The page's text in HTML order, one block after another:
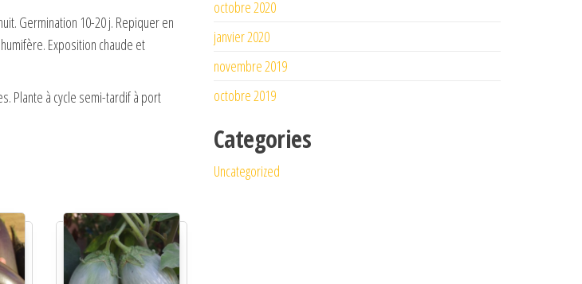
Germination 10-20 j. Repiquer en
Exposition chaude et
Plante à cycle semi-tardif à port
octobre 2020
janvier 2020
novembre 2019
octobre 2019
Categories
Uncategorized